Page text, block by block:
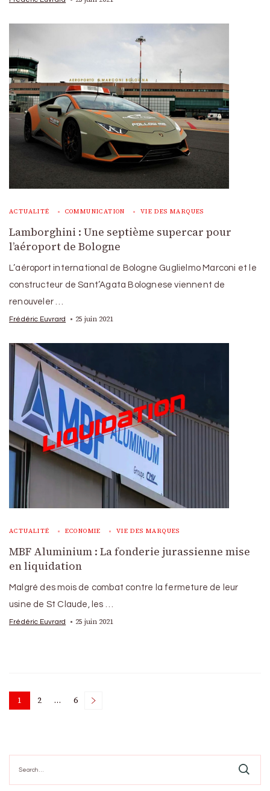
ACTUALITÉ COMMUNICATION VIE DES MARQUES
Lamborghini : Une septième supercar pour
l’aéroport de Bologne
L’aéroport international de Bologne Guglielmo Marconi et le
constructeur de Sant’Agata Bolognese viennent de
renouveler …
Frédéric Euvrard 25 juin 2021
ACTUALITÉ ECONOMIE VIE DES MARQUES
MBF Aluminium : La fonderie jurassienne mise
en liquidation
Malgré des mois de combat contre la fermeture de leur
usine de St Claude, les …
Frédéric Euvrard 25 juin 2021
Posts
Page
1 Page
2 … Page
6
for: